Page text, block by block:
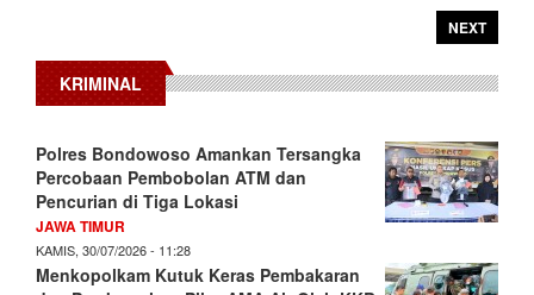
NEXT
KRIMINAL
Polres Bondowoso Amankan Tersangka
Percobaan Pembobolan ATM dan
Pencurian di Tiga Lokasi
JAWA TIMUR
KAMIS, 30/07/2026 - 11:28
Menkopolkam Kutuk Keras Pembakaran